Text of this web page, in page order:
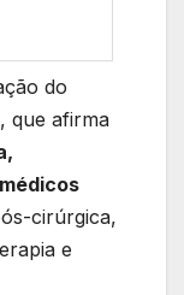
do
que afirma
cirúrgica,
e